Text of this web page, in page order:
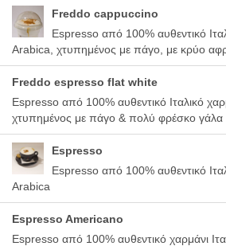
Freddo cappuccino
Espresso από 100% αυθεντικό
Arabica, χτυπημένος με πάγο, με κρύο
Freddo espresso flat white
Espresso από 100% αυθεντικό Ιταλικό
χτυπημένος με πάγο & πολύ φρέσκο γάλα
Espresso
Espresso από 100% αυθεντικό
Arabica
Espresso Americano
Espresso από 100% αυθεντικό χαρμάνι